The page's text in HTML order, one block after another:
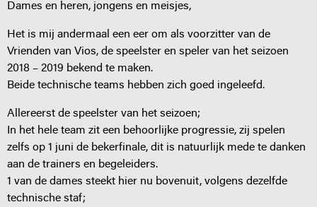
Dames en heren, jongens en meisjes,
Het is mij andermaal een eer om als voorzitter van de
Vrienden van Vios, de speelster en speler van het seizoen
2018 – 2019 bekend te maken.
Beide technische teams hebben zich goed ingeleefd.
Allereerst de speelster van het seizoen;
In het hele team zit een behoorlijke progressie, zij spelen
zelfs op 1 juni de bekerfinale, dit is natuurlijk mede te danken
aan de trainers en begeleiders.
1 van de dames steekt hier nu bovenuit, volgens dezelfde
technische staf;